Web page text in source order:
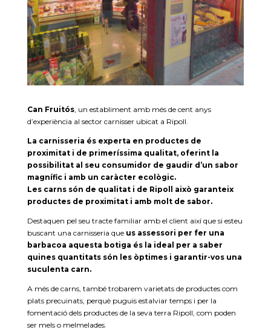
Can Fruitós, un establiment amb més de cent anys
d’experiència al sector carnisser ubicat a Ripoll.
La carnisseria és experta en productes de
proximitat i de primeríssima qualitat, oferint la
possibilitat al seu consumidor de gaudir d’un sabor
magnífic i amb un caràcter ecològic.
Les carns són de qualitat i de Ripoll això garanteix
productes de proximitat i amb molt de sabor.
Destaquen pel seu tracte familiar amb el client així que si esteu
buscant una carnisseria que us assessori per fer una
barbacoa aquesta botiga és la ideal per a saber
quines quantitats són les òptimes i garantir-vos una
suculenta carn.
A més de carns, també trobarem varietats de productes com
plats precuinats, perquè puguis estalviar temps i per la
fomentació dels productes de la seva terra Ripoll, com poden
ser mels o melmelades.